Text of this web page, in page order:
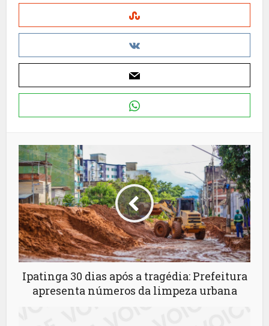
Ipatinga 30 dias após a tragédia: Prefeitura
apresenta números da limpeza urbana